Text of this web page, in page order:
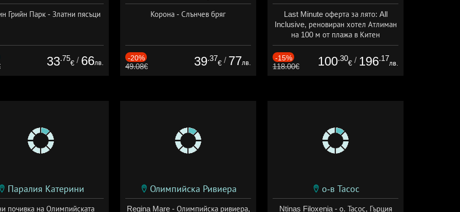
Грийн Парк - Златни пясъци
33.75
€ / 66лв.
Корона - Слънчев бряг
-20%
49.08€ 39.37
€ / 77лв.
Last Minute оферта за лято: All
Inclusive, реновиран хотел Атлиман
на 100 м от плажа в Китен
Дата: 01.06 - 29.09 + all inclusive
-15%
118.00€ 100.30
€ / 196.17
лв.
Паралия Катерини
почивка на Олимпийската
Олимпийска Ривиера
Regina Mare - Олимпийска ривиера,
о-в Тасос
Ntinas Filoxenia - о. Тасос, Гърция